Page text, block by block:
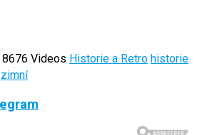
8676 Videos Historie a Retro historie
zimní